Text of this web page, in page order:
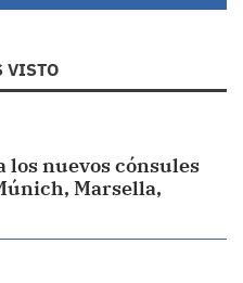
VISTO
los nuevos cónsules
Marsella,